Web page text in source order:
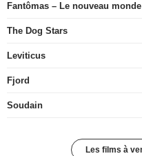
Fantômas – Le nouveau monde
The Dog Stars
Leviticus
Fjord
Soudain
Les films à